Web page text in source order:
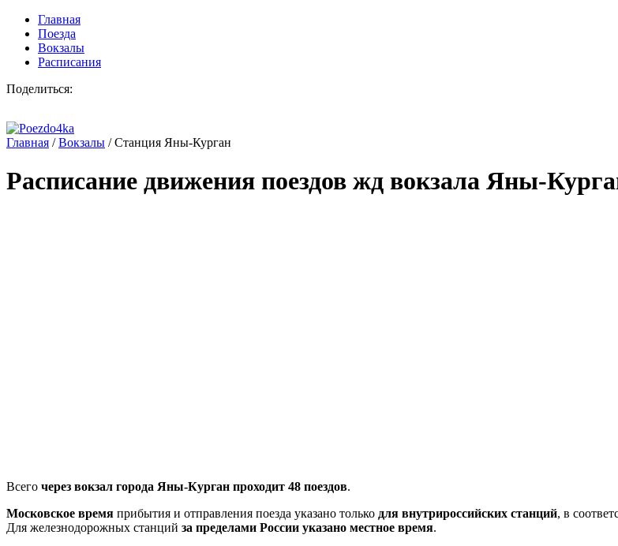
Главная
Поезда
Вокзалы
Расписания
Поделиться:
Главная /Вокзалы /Станция Яны-Курган
Расписание движения поездов жд вокзала Яны-
Всего через вокзал города Яны-Курган проходит 48 поездов.
Московское время прибытия и отправления поезда указано только для внутрироссийских станций, в
Для железнодорожных станций за пределами России указано местное время.